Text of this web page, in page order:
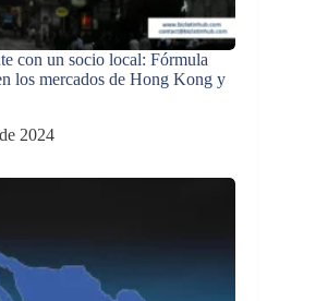
con un socio local: Fórmula
los mercados de Hong Kong y
2024